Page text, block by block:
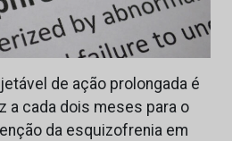
de ação prolongada é
a cada dois meses para o
da esquizofrenia em